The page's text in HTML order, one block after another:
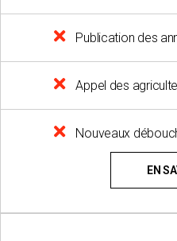
Publication des
Appel des
Nouveaux
EN